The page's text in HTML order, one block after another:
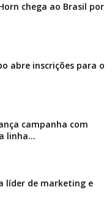
chega ao Brasil por
abre inscrições para o
campanha com
linha...
líder de marketing e